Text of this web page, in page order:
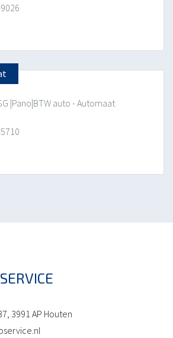
|Pano|BTW auto - Automaat
3991 AP Houten